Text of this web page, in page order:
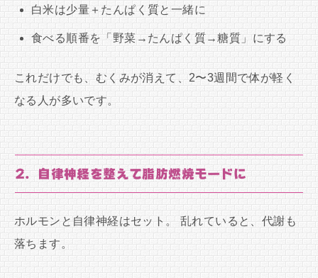
白米は少量＋たんぱく質と一緒に
食べる順番を「野菜→たんぱく質→糖質」にする
これだけでも、むくみが消えて、2〜3週間で体が軽く
なる人が多いです。
2. 自律神経を整えて脂肪燃焼モードに
ホルモンと自律神経はセット。 乱れていると、代謝も
落ちます。